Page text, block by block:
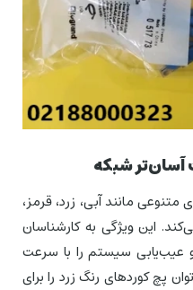
آسان‌تر شبکه
متنوعی مانند آبی، زرد، قرمز،
این ویژگی به کارشناسان
سیستم را با سرعت
پچ کوردهای رنگ زرد را برای